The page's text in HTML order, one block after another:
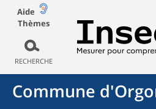
Aide
Thèmes
RECHERCHE
Commune d'